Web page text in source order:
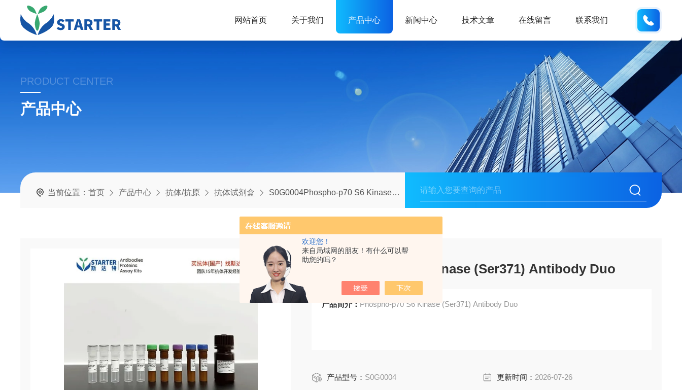
欢迎您！
来自局域网的朋友！有什么可以帮
助您的吗？
网站首页 关于我们 产品中心 新闻中心 技术文章 在线留言 联系我们
PRODUCT CENTER
产品中心
当前位置：首页 产品中心 抗体/抗原 抗体试剂盒 S0G0004Phospho-p70 S6 Kinase (Ser371) Antibody Duo
Phospho-p70 S6 Kinase (Ser371) Antibody Duo
产品简介： Phospho-p70 S6 Kinase (Ser371) Antibody Duo
产品型号： S0G0004 更新时间： 2026-07-26